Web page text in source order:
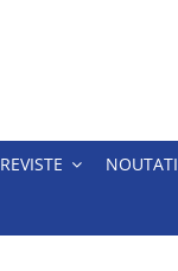
REVISTE NOUTATI